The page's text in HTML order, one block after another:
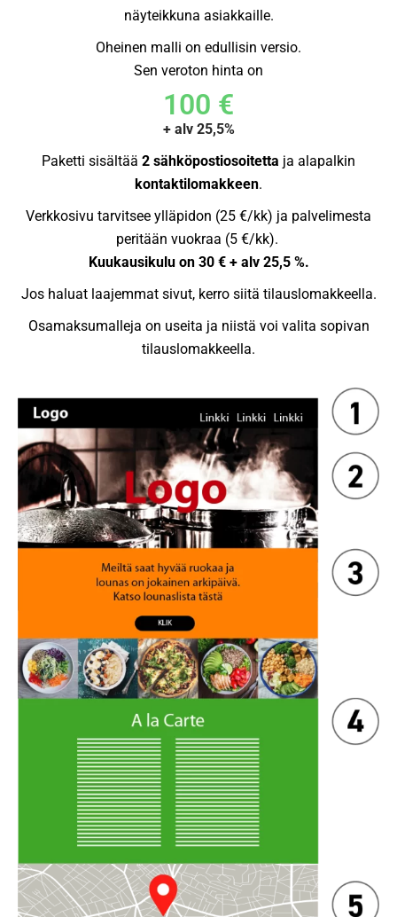
näyteikkuna asiakkaille.
Oheinen malli on edullisin versio.
Sen veroton hinta on
100 €
+ alv 25,5%
Paketti sisältää 2 sähköpostiosoitetta ja alapalkin
kontaktilomakkeen.
Verkkosivu tarvitsee ylläpidon (25 €/kk) ja palvelimesta
peritään vuokraa (5 €/kk).
Kuukausikulu on 30 € + alv 25,5 %.
Jos haluat laajemmat sivut, kerro siitä tilauslomakkeella.
Osamaksumalleja on useita ja niistä voi valita sopivan
tilauslomakkeella.